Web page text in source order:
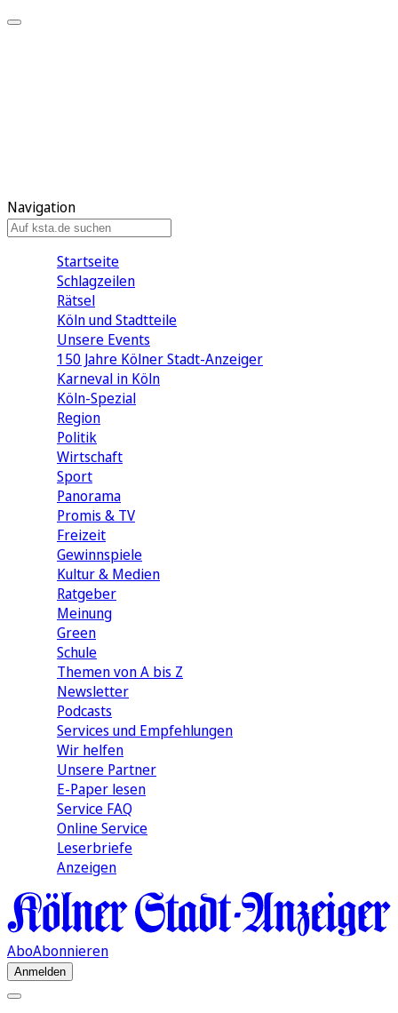
Navigation
Startseite
Schlagzeilen
Rätsel
Köln und Stadtteile
Unsere Events
150 Jahre Kölner Stadt-Anzeiger
Karneval in Köln
Köln-Spezial
Region
Politik
Wirtschaft
Sport
Panorama
Promis & TV
Freizeit
Gewinnspiele
Kultur & Medien
Ratgeber
Meinung
Green
Schule
Themen von A bis Z
Newsletter
Podcasts
Services und Empfehlungen
Wir helfen
Unsere Partner
E-Paper lesen
Service FAQ
Online Service
Leserbriefe
Anzeigen
AboAbonnieren
Anmelden